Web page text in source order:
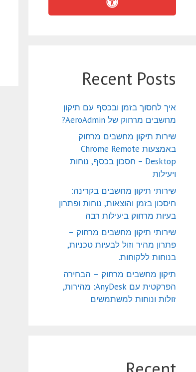
Recent Posts
איך לחסוך בזמן ובכסף עם תיקון
מחשבים מרחוק של AeroAdmin?
שירות תיקון מחשבים מרחוק
באמצעות Chrome Remote
Desktop – חסכון בכסף, נוחות
ויעילות
שירותי תיקון מחשבים בקרינה:
חיסכון בזמן והוצאות, נוחות ופתרון
בעיות מרחוק ביעילות רבה
שירותי תיקון מחשבים מרחוק –
פתרון מהיר וזול לבעיות טכניות,
בנוחות ללקוחות.
תיקון מחשבים מרחוק – הבחירה
הפרקטית עם AnyDesk: מהירות,
זולות ונוחות למשתמשים